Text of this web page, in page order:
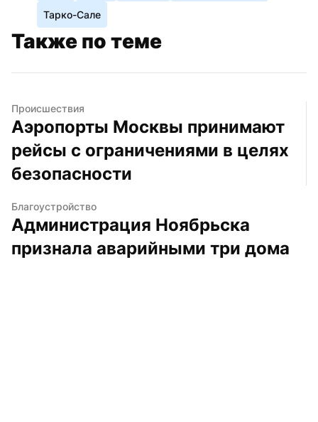
Тарко-Сале
Также по теме
Происшествия
Аэропорты Москвы принимают
рейсы с ограничениями в целях
безопасности
Благоустройство
Администрация Ноябрьска
признала аварийными три дома